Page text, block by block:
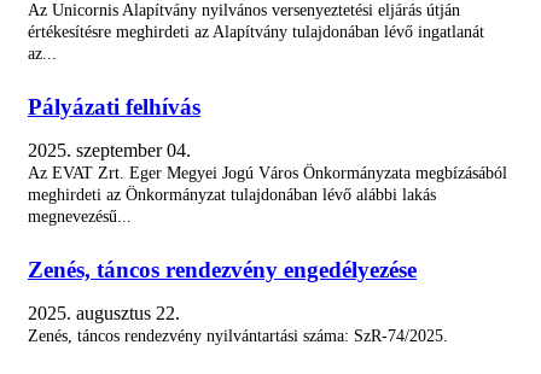
KILENCVEN ÉVES LETT DR. VAS MIKLÓS
Dr. Vas Miklós okleveles...
FOKOZÓDIK A HŐSÉG ÉS TILOS TÜZET...
Az országos tisztifőorvos a másodfokú...
Az Unicornis Alapítvány nyilvános versenyeztetési eljárás útján
értékesítésre meghirdeti az Alapítvány tulajdonában lévő ingatlanát
az...
Pályázati felhívás
2025. szeptember 04.
Az EVAT Zrt. Eger Megyei Jogú Város Önkormányzata megbízásából
meghirdeti az Önkormányzat tulajdonában lévő alábbi lakás
megnevezésű...
Zenés, táncos rendezvény engedélyezése
2025. augusztus 22.
Zenés, táncos rendezvény nyilvántartási száma: SzR-74/2025.